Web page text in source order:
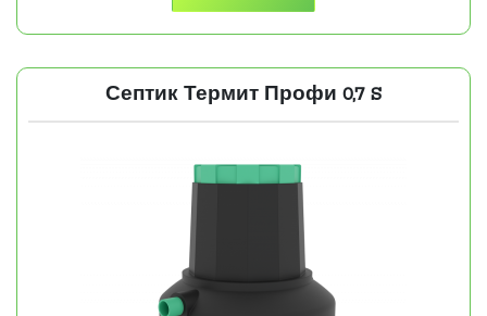
Септик Термит Профи 0,7 S